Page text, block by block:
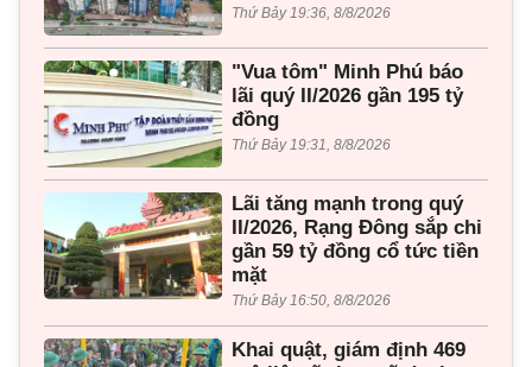
Thứ Bảy 19:36, 8/8/2026
"Vua tôm" Minh Phú báo
lãi quý II/2026 gần 195 tỷ
đồng
Thứ Bảy 19:31, 8/8/2026
Lãi tăng mạnh trong quý
II/2026, Rạng Đông sắp chi
gần 59 tỷ đồng cổ tức tiền
mặt
Thứ Bảy 16:50, 8/8/2026
Khai quật, giám định 469